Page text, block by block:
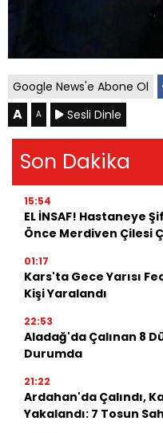
Google News'e Abone Ol
A A Sesli Dinle
Son Dakika
15:54
EL İNSAF! Hastaneye
Önce Merdiven Çilesi
01:17
Kars'ta Gece Yarısı
Kişi Yaralandı
22:53
Aladağ'da Çalınan 8
Durumda
21:22
Ardahan'da Çalındı,
Yakalandı: 7 Tosun